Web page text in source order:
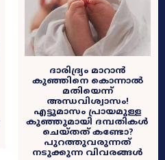
ദാരിദ്ര്യം മാറാൻ
കുഞ്ഞിനെ കൊന്നാൽ
മതിയെന്ന്
അന്ധവിശ്വാസം!
എട്ടുമാസം പ്രായമുള്ള
കുഞ്ഞുമായി ദമ്പതികൾ
ചെയ്തത് കണ്ടോ?
പുറത്തുവരുന്നത്
നടുക്കുന്ന വിവരങ്ങൾ